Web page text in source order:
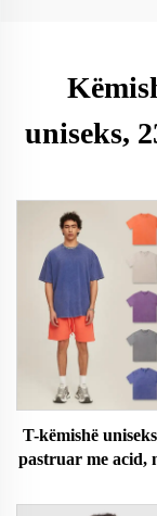
uniseks,
T-këmishë
pastruar me acid,